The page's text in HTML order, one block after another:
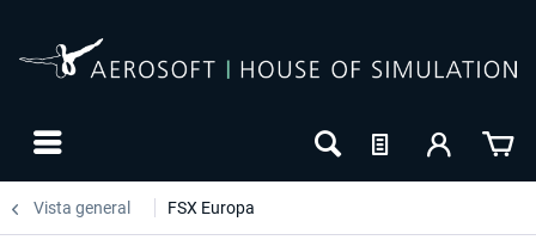
Vista general FSX Europa